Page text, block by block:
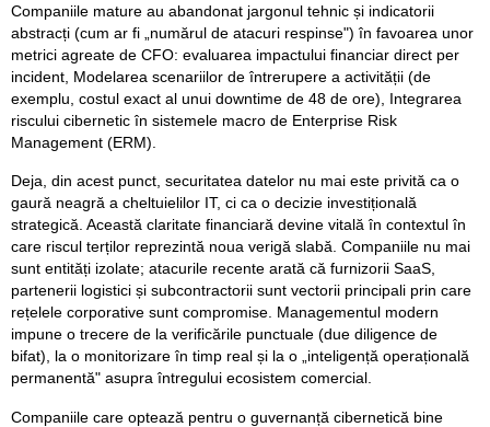
Companiile mature au abandonat jargonul tehnic și indicatorii
abstracți (cum ar fi „numărul de atacuri respinse") în favoarea unor
metrici agreate de CFO: evaluarea impactului financiar direct per
incident, Modelarea scenariilor de întrerupere a activității (de
exemplu, costul exact al unui downtime de 48 de ore), Integrarea
riscului cibernetic în sistemele macro de Enterprise Risk
Management (ERM).
Deja, din acest punct, securitatea datelor nu mai este privită ca o
gaură neagră a cheltuielilor IT, ci ca o decizie investițională
strategică. Această claritate financiară devine vitală în contextul în
care riscul terților reprezintă noua verigă slabă. Companiile nu mai
sunt entități izolate; atacurile recente arată că furnizorii SaaS,
partenerii logistici și subcontractorii sunt vectorii principali prin care
rețelele corporative sunt compromise. Managementul modern
impune o trecere de la verificările punctuale (due diligence de
bifat), la o monitorizare în timp real și la o „inteligență operațională
permanentă" asupra întregului ecosistem comercial.
Companiile care optează pentru o guvernanță cibernetică bine